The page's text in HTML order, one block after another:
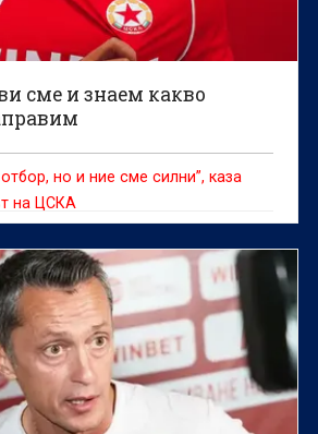
сме и знаем какво
но и ние сме силни”, каза
на ЦСКА